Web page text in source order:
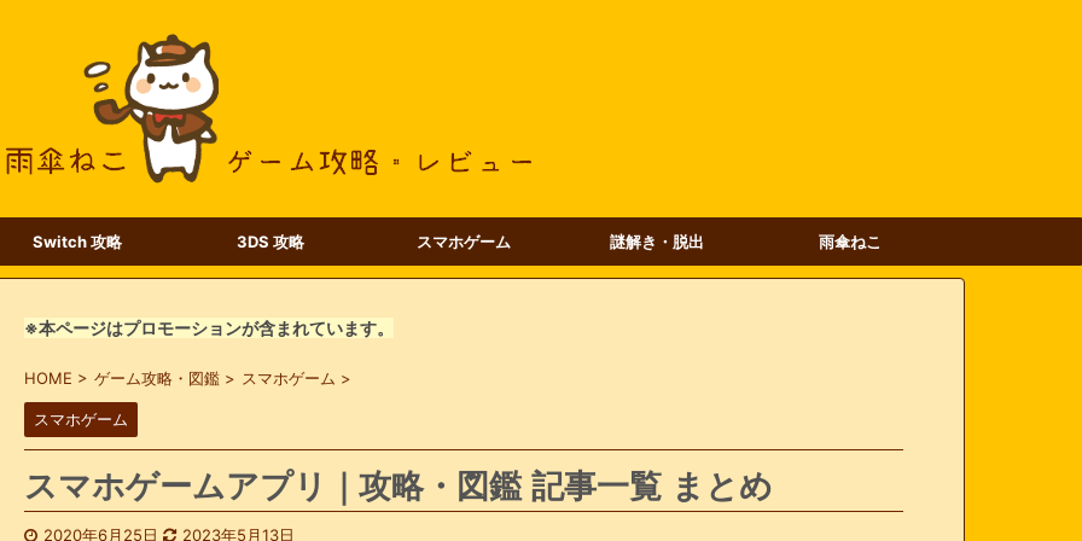
Switch 攻略 3DS 攻略 スマホゲーム 謎解き・脱出 雨傘ねこ
※本ページはプロモーションが含まれています。
HOME > ゲーム攻略・図鑑 > スマホゲーム >
スマホゲーム
スマホゲームアプリ｜攻略・図鑑 記事一覧 まとめ
2020年6月25日 2023年5月13日